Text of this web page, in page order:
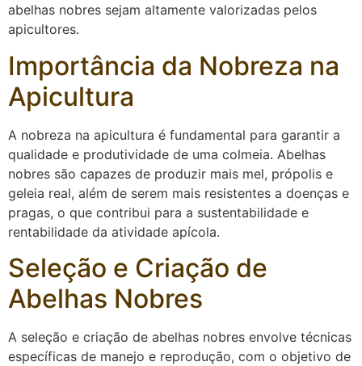
abelhas nobres sejam altamente valorizadas pelos
apicultores.
Importância da Nobreza na
Apicultura
A nobreza na apicultura é fundamental para garantir a
qualidade e produtividade de uma colmeia. Abelhas
nobres são capazes de produzir mais mel, própolis e
geleia real, além de serem mais resistentes a doenças e
pragas, o que contribui para a sustentabilidade e
rentabilidade da atividade apícola.
Seleção e Criação de
Abelhas Nobres
A seleção e criação de abelhas nobres envolve técnicas
específicas de manejo e reprodução, com o objetivo de